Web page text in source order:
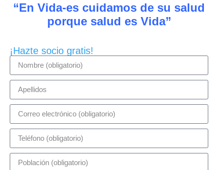
“En Vida-es cuidamos de su salud
porque salud es Vida”
¡Hazte socio gratis!